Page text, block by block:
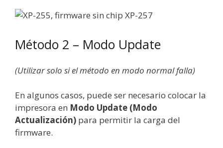
Método 2 – Modo Update
(Utilizar solo si el método en modo normal falla)
En algunos casos, puede ser necesario colocar la
impresora en Modo Update (Modo
Actualización) para permitir la carga del
firmware.